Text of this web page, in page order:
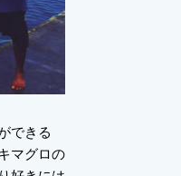
できる
マグロの